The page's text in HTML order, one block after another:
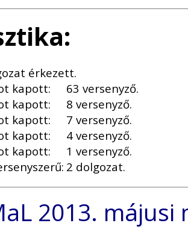
érkezett.
kapott:
63 versenyző.
kapott:
8 versenyző.
kapott:
7 versenyző.
kapott:
4 versenyző.
kapott:
1 versenyző.
2 dolgozat.
2013.